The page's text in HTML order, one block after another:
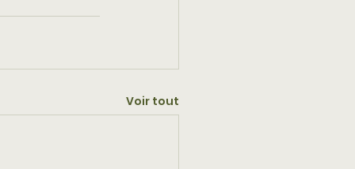
Voir tout